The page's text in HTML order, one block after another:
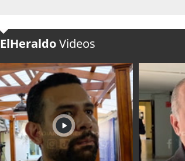
ElHeraldoVideos